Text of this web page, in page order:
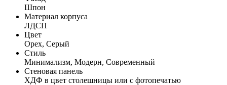
Шпон
Материал корпуса
ЛДСП
Цвет
Орех, Серый
Стиль
Минимализм, Модерн, Современный
Стеновая панель
ХДФ в цвет столешницы или с фотопечатью